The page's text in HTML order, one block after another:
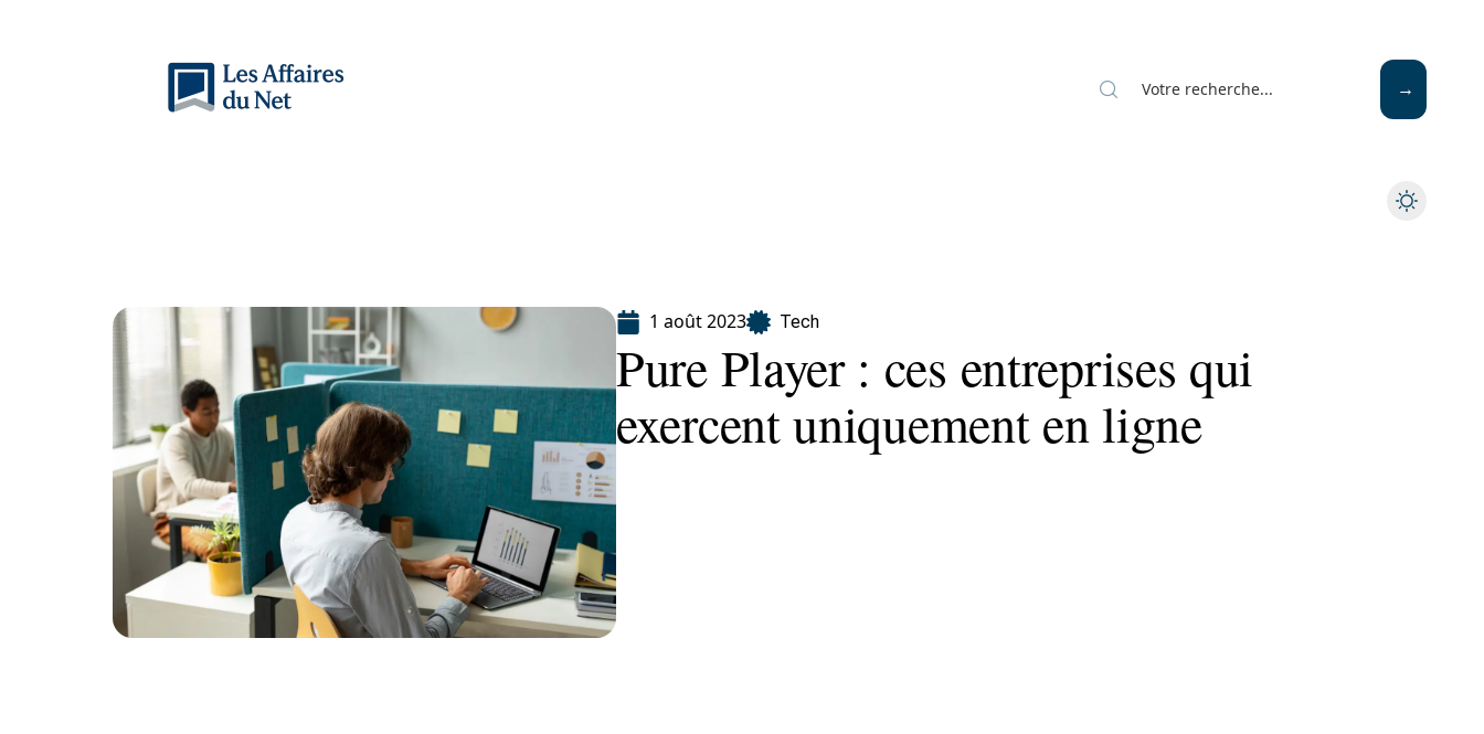
1 août 2023 Tech
Pure Player : ces entreprises qui
exercent uniquement en ligne